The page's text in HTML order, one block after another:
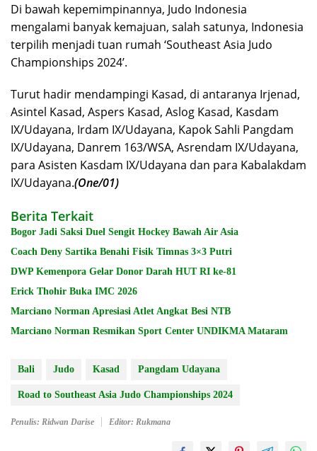
Di bawah kepemimpinannya, Judo Indonesia
mengalami banyak kemajuan, salah satunya, Indonesia
terpilih menjadi tuan rumah ‘Southeast Asia Judo
Championships 2024’.
Turut hadir mendampingi Kasad, di antaranya Irjenad,
Asintel Kasad, Aspers Kasad, Aslog Kasad, Kasdam
IX/Udayana, Irdam IX/Udayana, Kapok Sahli Pangdam
IX/Udayana, Danrem 163/WSA, Asrendam IX/Udayana,
para Asisten Kasdam IX/Udayana dan para Kabalakdam
IX/Udayana.(One/01)
Berita Terkait
Bogor Jadi Saksi Duel Sengit Hockey Bawah Air Asia
Coach Deny Sartika Benahi Fisik Timnas 3×3 Putri
DWP Kemenpora Gelar Donor Darah HUT RI ke-81
Erick Thohir Buka IMC 2026
Marciano Norman Apresiasi Atlet Angkat Besi NTB
Marciano Norman Resmikan Sport Center UNDIKMA Mataram
Bali Judo Kasad Pangdam Udayana
Road to Southeast Asia Judo Championships 2024
Penulis: Ridwan Darise Editor: Rukmana